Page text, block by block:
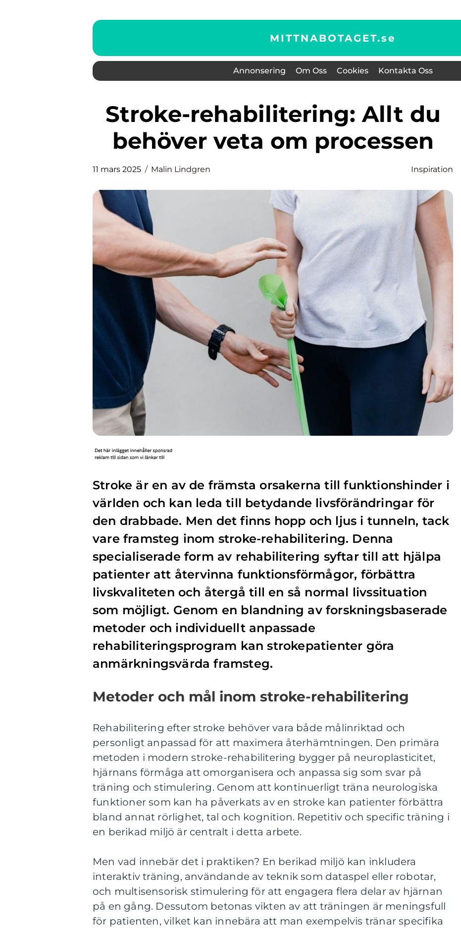
MITTNABOTAGET.se
Annonsering Om Oss Cookies Kontakta Oss
Stroke-rehabilitering: Allt du
behöver veta om processen
11 mars 2025 Malin Lindgren Inspiration
Stroke är en av de främsta orsakerna till funktionshinder i
världen och kan leda till betydande livsförändringar för
den drabbade. Men det finns hopp och ljus i tunneln, tack
vare framsteg inom stroke-rehabilitering. Denna
specialiserade form av rehabilitering syftar till att hjälpa
patienter att återvinna funktionsförmågor, förbättra
livskvaliteten och återgå till en så normal livssituation
som möjligt. Genom en blandning av forskningsbaserade
metoder och individuellt anpassade
rehabiliteringsprogram kan strokepatienter göra
anmärkningsvärda framsteg.
Metoder och mål inom stroke-rehabilitering
Rehabilitering efter stroke behöver vara både målinriktad och
personligt anpassad för att maximera återhämtningen. Den primära
metoden i modern stroke-rehabilitering bygger på neuroplasticitet,
hjärnans förmåga att omorganisera och anpassa sig som svar på
träning och stimulering. Genom att kontinuerligt träna neurologiska
funktioner som kan ha påverkats av en stroke kan patienter förbättra
bland annat rörlighet, tal och kognition. Repetitiv och specific träning i
en berikad miljö är centralt i detta arbete.
Men vad innebär det i praktiken? En berikad miljö kan inkludera
interaktiv träning, användande av teknik som dataspel eller robotar,
och multisensorisk stimulering för att engagera flera delar av hjärnan
på en gång. Dessutom betonas vikten av att träningen är meningsfull
för patienten, vilket kan innebära att man exempelvis tränar specifika